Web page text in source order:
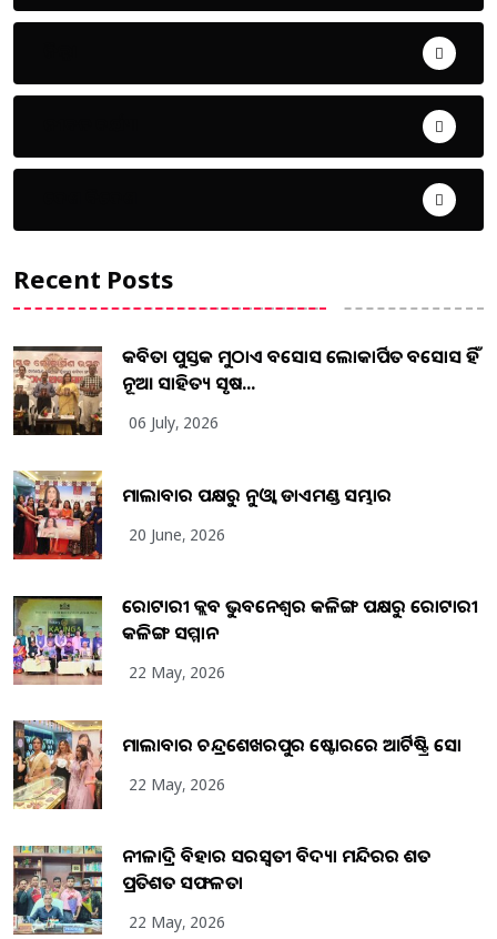
Recent Posts
କବିତା ପୁସ୍ତକ ମୁଠାଏ ଅବସୋସ ଲୋକାର୍ପିତ ଅବସୋସ ହିଁ
ନୂଆ ସାହିତ୍ୟ ସୃଷ...
06 July, 2026
ମାଲାବାର ପକ୍ଷରୁ ନୁଓ୍ବା ଡାଏମଣ୍ଡ ସମ୍ଭାର
20 June, 2026
ରୋଟାରୀ କ୍ଲବ ଭୁବନେଶ୍ୱର କଳିଙ୍ଗ ପକ୍ଷରୁ ରୋଟାରୀ
କଳିଙ୍ଗ ସମ୍ମାନ
22 May, 2026
ମାଲାବାର ଚନ୍ଦ୍ରଶେଖରପୁର ଷ୍ଟୋରରେ ଆର୍ଟିଷ୍ଟ୍ରି ସୋ
22 May, 2026
ନୀଳାଦ୍ରି ବିହାର ସରସ୍ୱତୀ ବିଦ୍ୟା ମନ୍ଦିରର ଶତ
ପ୍ରତିଶତ ସଫଳତା
22 May, 2026